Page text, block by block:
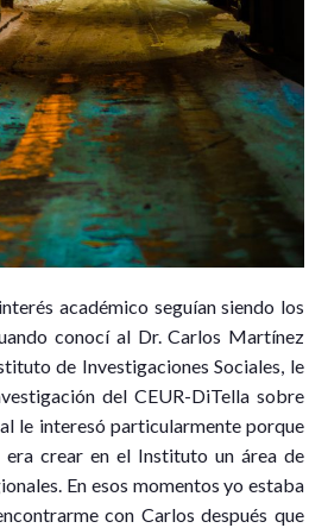
académico seguían siendo los
conocí al Dr. Carlos Martínez
de Investigaciones Sociales, le
del CEUR-DiTella sobre
le interesó particularmente porque
era crear en el Instituto un área de
En esos momentos yo estaba
con Carlos después que